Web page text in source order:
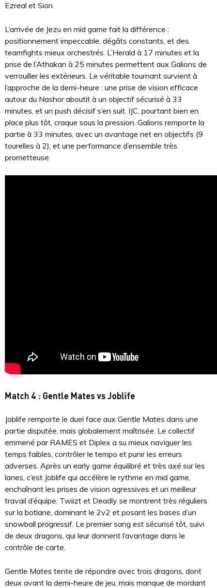
Ezreal et Sion.
L’arrivée de Jezu en mid game fait la différence :
positionnement impeccable, dégâts constants, et des
teamfights mieux orchestrés. L’Herald à 17 minutes et la
prise de l’Athakan à 25 minutes permettent aux Galions de
verrouiller les extérieurs. Le véritable tournant survient à
l’approche de la demi-heure : une prise de vision efficace
autour du Nashor aboutit à un objectif sécurisé à 33
minutes, et un push décisif s’en suit. IJC, pourtant bien en
place plus tôt, craque sous la pression. Galions remporte la
partie à 33 minutes, avec un avantage net en objectifs (9
tourelles à 2), et une performance d’ensemble très
prometteuse.
Match 4 : Gentle Mates vs Joblife
Joblife remporte le duel face aux Gentle Mates dans une
partie disputée, mais globalement maîtrisée. Le collectif
emmené par RAMES et Diplex a su mieux naviguer les
temps faibles, contrôler le tempo et punir les erreurs
adverses. Après un early game équilibré et très axé sur les
lanes, c’est Joblife qui accélère le rythme en mid game,
enchaînant les prises de vision agressives et un meilleur
travail d’équipe. Twiizt et Deadly se montrent très réguliers
sur la botlane, dominant le 2v2 et posant les bases d’un
snowball progressif. Le premier sang est sécurisé tôt, suivi
de deux dragons, qui leur donnent l’avantage dans le
contrôle de carte.
Gentle Mates tente de répondre avec trois dragons, dont
deux avant la demi-heure de jeu, mais manque de mordant